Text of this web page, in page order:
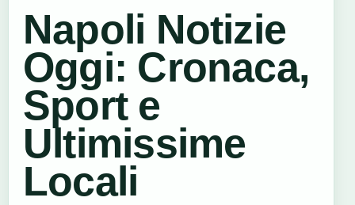
Napoli Notizie
Oggi: Cronaca,
Sport e
Ultimissime
Locali